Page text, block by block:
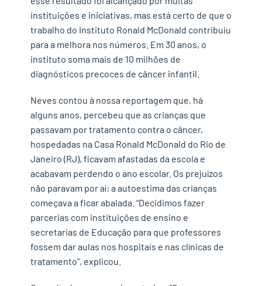
instituições e iniciativas, mas está certo de que o
trabalho do Instituto Ronald McDonald contribuiu
para a melhora nos números. Em 30 anos, o
instituto soma mais de 10 milhões de
diagnósticos precoces de câncer infantil.
Neves contou à nossa reportagem que, há
alguns anos, percebeu que as crianças que
passavam por tratamento contra o câncer,
hospedadas na Casa Ronald McDonald do Rio de
Janeiro (RJ), ficavam afastadas da escola e
acabavam perdendo o ano escolar. Os prejuízos
não paravam por aí: a autoestima das crianças
começava a ficar abalada. “Decidimos fazer
parcerias com instituições de ensino e
secretarias de Educação para que professores
fossem dar aulas nos hospitais e nas clínicas de
tratamento”, explicou.